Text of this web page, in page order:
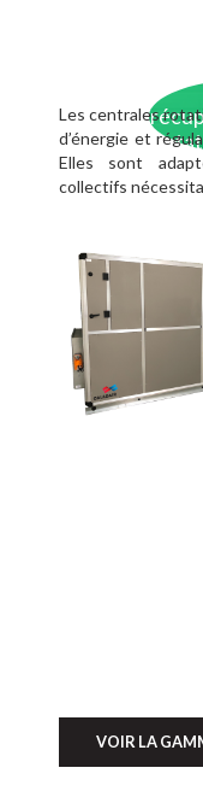
Les centrales
d’énergie et
Elles sont
collectifs
VOIR LA